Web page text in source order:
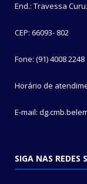
End.: Travessa
CEP: 66093- 802
Fone: (91) 4008 2248
Horário de
E-mail:
SIGA NAS REDES